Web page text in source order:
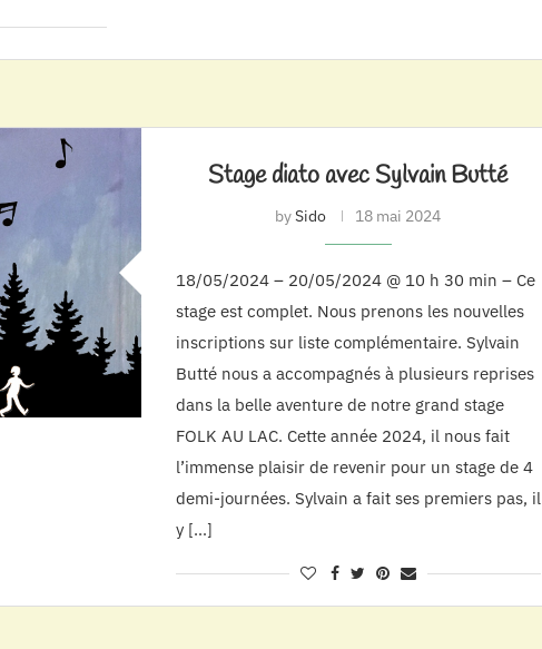
Stage diato avec Sylvain Butté
bySido 18 mai 2024
18/05/2024 – 20/05/2024 @ 10 h 30 min – Ce
stage est complet. Nous prenons les nouvelles
inscriptions sur liste complémentaire. Sylvain
Butté nous a accompagnés à plusieurs reprises
dans la belle aventure de notre grand stage
FOLK AU LAC. Cette année 2024, il nous fait
l’immense plaisir de revenir pour un stage de 4
demi-journées. Sylvain a fait ses premiers pas, il
y […]